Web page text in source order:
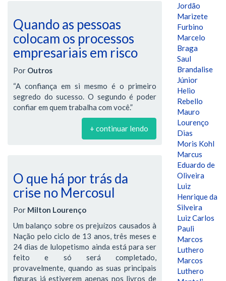
Quando as pessoas
colocam os processos
empresariais em risco
Por Outros
“A confiança em si mesmo é o primeiro
segredo do sucesso. O segundo é poder
confiar em quem trabalha com você.”
+ continuar lendo
O que há por trás da
crise no Mercosul
Por Milton Lourenço
Um balanço sobre os prejuízos causados à
Nação pelo ciclo de 13 anos, três meses e
24 dias de lulopetismo ainda está para ser
feito e só será completado,
provavelmente, quando as suas principais
figuras já estiverem apenas nos livros de
Jordão
Marizete
Furbino
Marcelo
Braga
Saul
Brandalise
Júnior
Helio
Rebello
Mauro
Lourenço
Dias
Moris Kohl
Marcus
Eduardo de
Oliveira
Luiz
Henrique da
Silveira
Luiz Carlos
Pauli
Marcos
Luthero
Marcos
Luthero